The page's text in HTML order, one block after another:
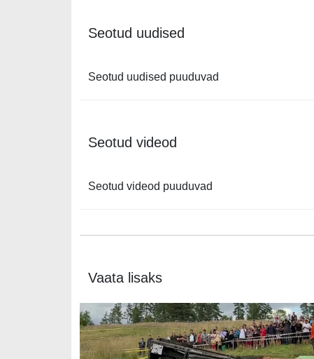
Seotud uudised
Seotud uudised puuduvad
Seotud videod
Seotud videod puuduvad
Vaata lisaks